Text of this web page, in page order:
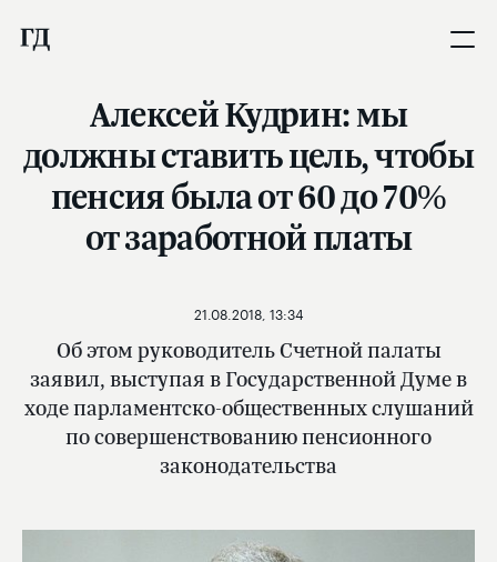
Алексей Кудрин: мы
должны ставить цель, чтобы
пенсия была от 60 до 70%
от заработной платы
Об этом руководитель Счетной палаты
заявил, выступая в Государственной Думе в
ходе парламентско-общественных слушаний
по совершенствованию пенсионного
законодательства
21.08.2018, 13:34